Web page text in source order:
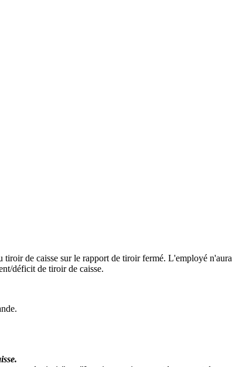
tiroir de caisse sur le rapport de tiroir fermé. L'employé n'aura
déficit de tiroir de caisse.